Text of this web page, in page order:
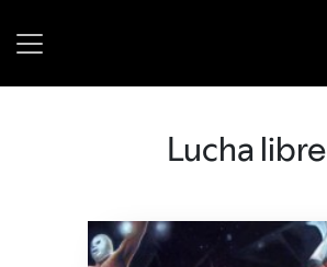
Lucha libre